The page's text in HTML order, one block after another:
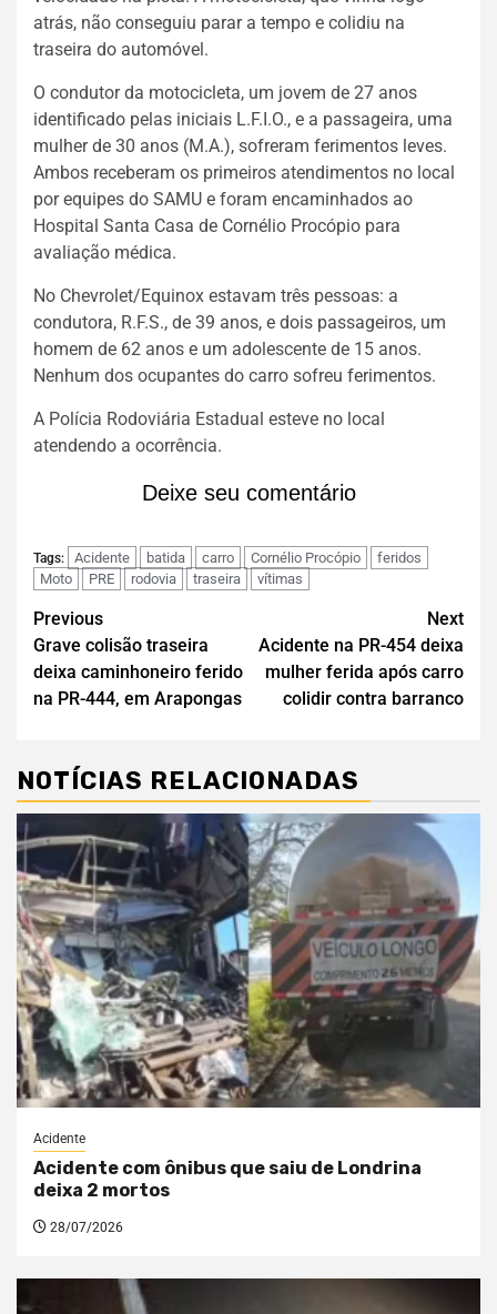
atrás, não conseguiu parar a tempo e colidiu na
traseira do automóvel.
O condutor da motocicleta, um jovem de 27 anos
identificado pelas iniciais L.F.I.O., e a passageira, uma
mulher de 30 anos (M.A.), sofreram ferimentos leves.
Ambos receberam os primeiros atendimentos no local
por equipes do SAMU e foram encaminhados ao
Hospital Santa Casa de Cornélio Procópio para
avaliação médica.
No Chevrolet/Equinox estavam três pessoas: a
condutora, R.F.S., de 39 anos, e dois passageiros, um
homem de 62 anos e um adolescente de 15 anos.
Nenhum dos ocupantes do carro sofreu ferimentos.
A Polícia Rodoviária Estadual esteve no local
atendendo a ocorrência.
Deixe seu comentário
Tags: Acidente batida carro Cornélio Procópio
feridos
Moto
PRE rodovia traseira vítimas
Previous
Grave colisão traseira
deixa caminhoneiro ferido
na PR-444, em Arapongas
Next
Acidente na PR-454 deixa
mulher ferida após carro
colidir contra barranco
NOTÍCIAS RELACIONADAS
Acidente
Acidente com ônibus que saiu de Londrina
deixa 2 mortos
28/07/2026